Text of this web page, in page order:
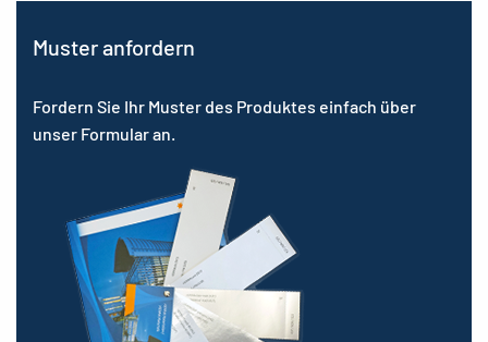
Muster anfordern
Fordern Sie Ihr Muster des Produktes einfach über
unser Formular an.